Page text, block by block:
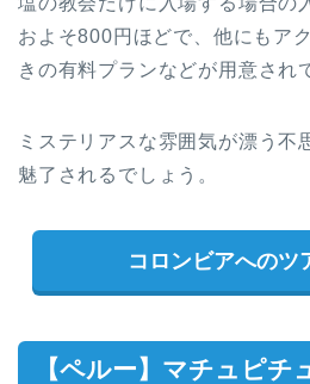
およそ800円ほどで、他にもア
きの有料プランなどが用意され
ミステリアスな雰囲気が漂う不
魅了されるでしょう。
コロンビアへのツ
【ペルー】マチュピチ